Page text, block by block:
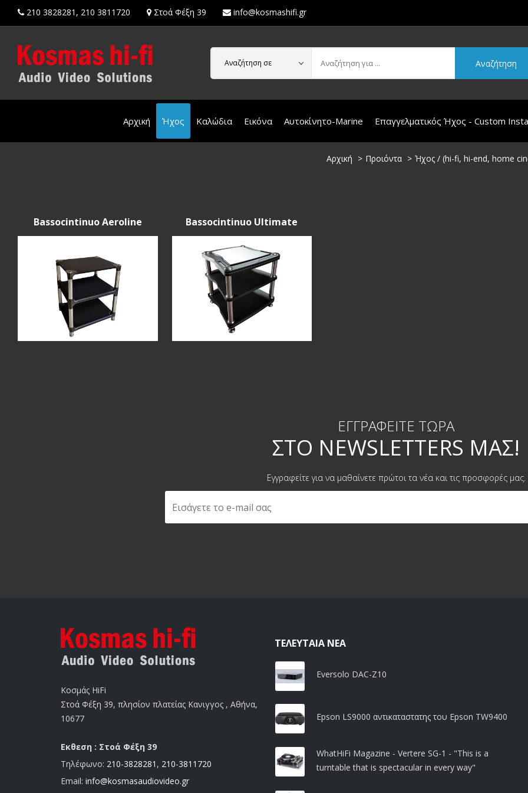
210 3828281 , 210 3811720 Στοά Φέξη 39 info@kosmashifi.gr
Αναζήτηση σε Αναζήτηση
Αρχική Ήχος Καλώδια Εικόνα Αυτοκίνητο-Marine Επαγγελματικός Ήχος - Custom
Αρχική Προιόντα Ήχος / (hi-fi, hi-end, home
Bassocintinuo Aeroline Bassocintinuo Ultimate
ΕΓΓΡΑΦΕΊΤΕ ΤΏΡΑ
ΣΤΟ NEWSLETTERS ΜΑΣ!
Εγγραφείτε για να μαθαίνετε πρώτοι τα νέα και τις προσφορές μας.
Κοσμάς HiFi
Στοά Φέξη 39, πλησίον πλατείας Κανιγγος , Αθήνα,
10677
Εκθεση : Στοά Φέξη 39
Τηλέφωνο: 210-3828281 , 210-3811720
Email: info@kosmasaudiovideo.gr
ΤΕΛΕΥΤΑΊΑ ΝΈΑ
Eversolo DAC-Z10
Epson LS9000 αντικαταστατης του Epson TW9400
WhatHiFi Magazine - Vertere SG-1 - "This is a
turntable that is spectacular in every way"